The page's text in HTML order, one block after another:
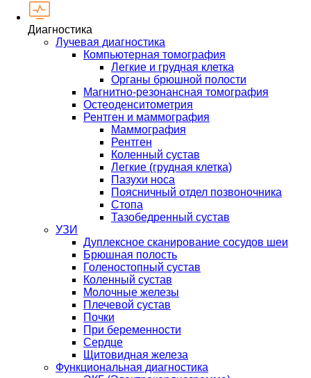
Диагностика
Лучевая диагностика
Компьютерная томография
Легкие и грудная клетка
Органы брюшной полости
Магнитно-резонансная томография
Остеоденситометрия
Рентген и маммография
Маммография
Рентген
Коленный сустав
Легкие (грудная клетка)
Пазухи носа
Поясничный отдел позвоночника
Стопа
Тазобедренный сустав
УЗИ
Дуплексное сканирование сосудов шеи
Брюшная полость
Голеностопный сустав
Коленный сустав
Молочные железы
Плечевой сустав
Почки
При беременности
Сердце
Щитовидная железа
Функциональная диагностика